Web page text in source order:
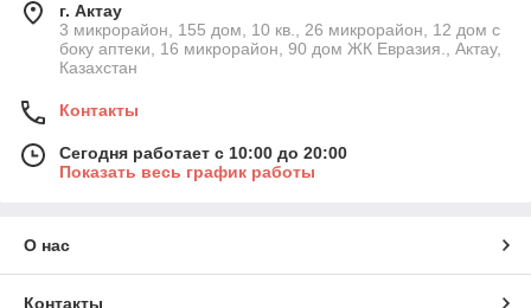
г. Актау
3 микрорайон, 155 дом, 10 кв., 26 микрорайон, 12 дом с
боку аптеки, 16 микрорайон, 90 дом ЖК Евразия., Актау,
Казахстан
Контакты
Сегодня работает с 10:00 до 20:00
Показать весь график работы
О нас
Контакты